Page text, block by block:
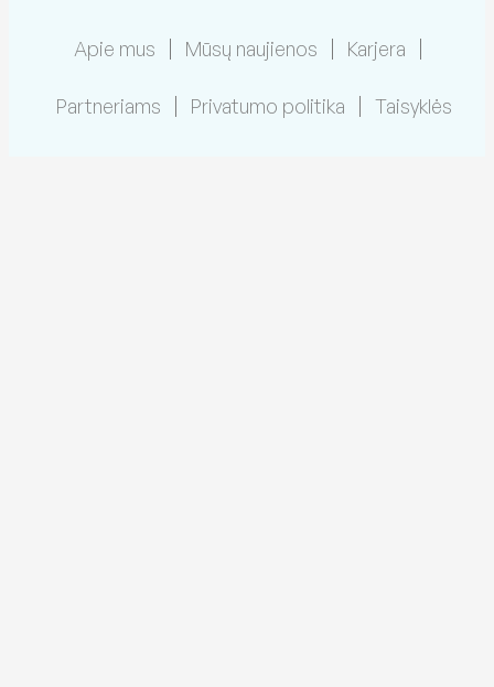
Apie mus Mūsų naujienos Karjera
Partneriams Privatumo politika Taisyklės